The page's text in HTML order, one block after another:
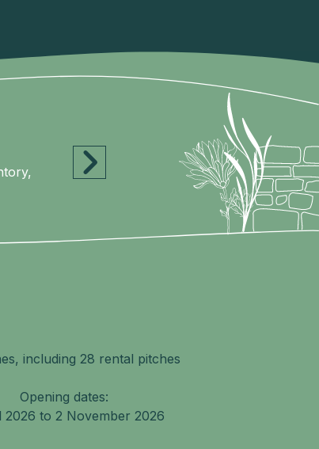
including 28 rental pitches
Opening dates:
2026 to 2 November 2026